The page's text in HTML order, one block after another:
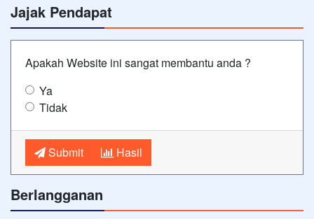
Jajak Pendapat
Apakah Website ini sangat membantu anda ?
Ya
Tidak
Submit Hasil
Berlangganan